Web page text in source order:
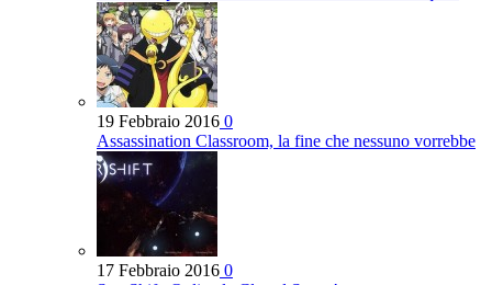
19 Febbraio 2016 0
Assassination Classroom, la fine che nessuno vorrebbe
17 Febbraio 2016 0